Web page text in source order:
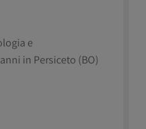
e
in Persiceto (BO)